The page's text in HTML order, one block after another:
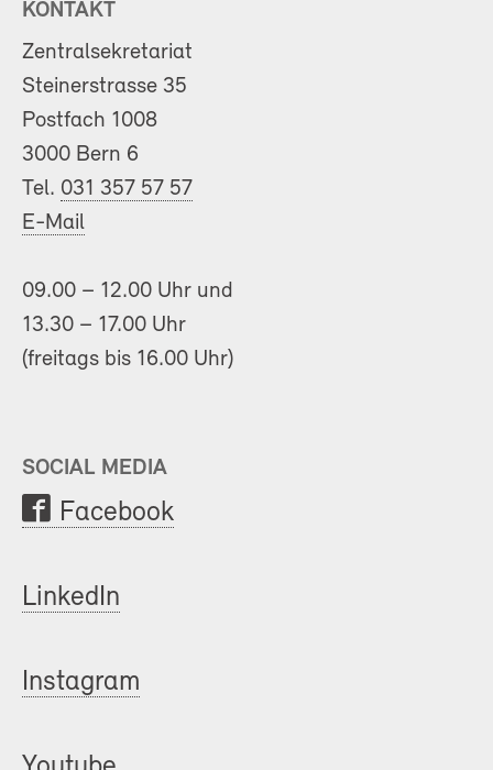
KONTAKT
Zentralsekretariat
Steinerstrasse 35
Postfach 1008
3000 Bern 6
Tel. 031 357 57 57
E-Mail
09.00 – 12.00 Uhr und
13.30 – 17.00 Uhr
(freitags bis 16.00 Uhr)
SOCIAL MEDIA
Facebook
LinkedIn
Instagram